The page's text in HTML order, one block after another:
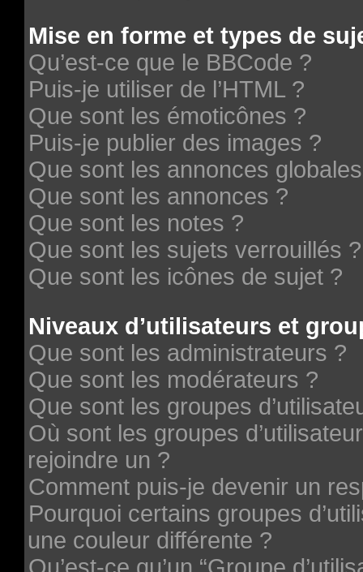
Mise en forme et types de
Qu’est-ce que le BBCode ?
Puis-je utiliser de l’HTML ?
Que sont les émoticônes ?
Puis-je publier des images ?
Que sont les annonces
Que sont les annonces ?
Que sont les notes ?
Que sont les sujets verrouillés ?
Que sont les icônes de sujet ?
Niveaux d’utilisateurs et
Que sont les administrateurs ?
Que sont les modérateurs ?
Que sont les groupes
Où sont les groupes
rejoindre un ?
Comment puis-je devenir un
Pourquoi certains groupes
une couleur différente ?